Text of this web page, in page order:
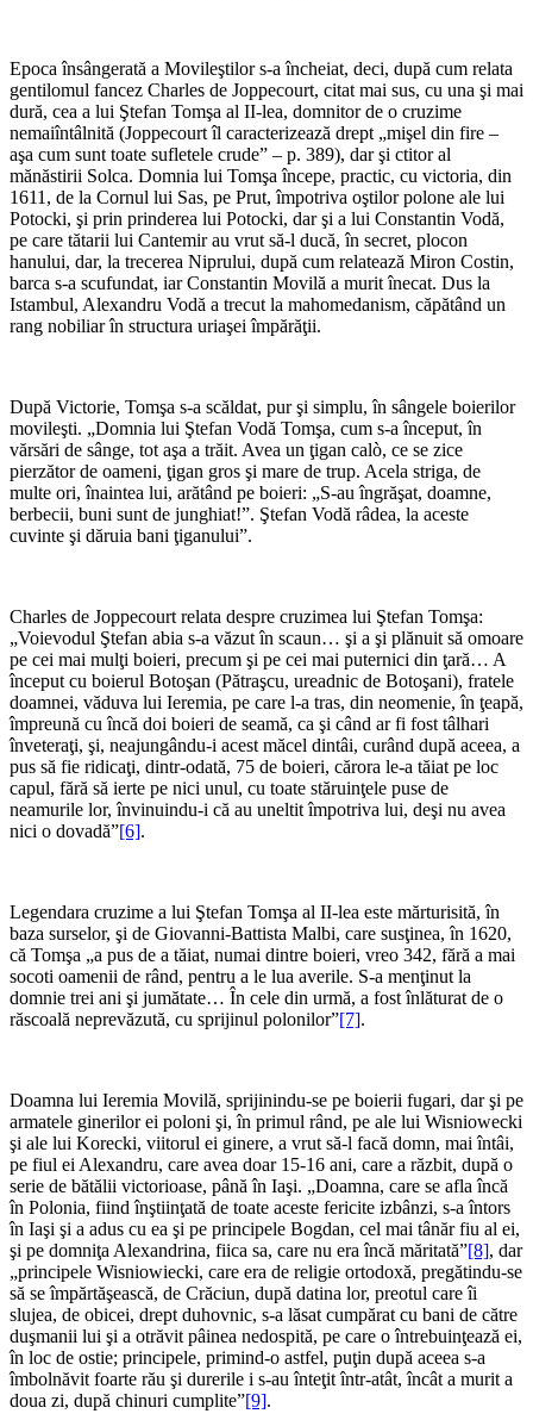
Epoca însângerată a Movileştilor s-a încheiat, deci, după cum relata
gentilomul fancez Charles de Joppecourt, citat mai sus, cu una şi mai
dură, cea a lui Ştefan Tomşa al II-lea, domnitor de o cruzime
nemaiîntâlnită (Joppecourt îl caracterizează drept „mişel din fire –
aşa cum sunt toate sufletele crude” – p. 389), dar şi ctitor al
mănăstirii Solca. Domnia lui Tomşa începe, practic, cu victoria, din
1611, de la Cornul lui Sas, pe Prut, împotriva oştilor polone ale lui
Potocki, şi prin prinderea lui Potocki, dar şi a lui Constantin Vodă,
pe care tătarii lui Cantemir au vrut să-l ducă, în secret, plocon
hanului, dar, la trecerea Niprului, după cum relatează Miron Costin,
barca s-a scufundat, iar Constantin Movilă a murit înecat. Dus la
Istambul, Alexandru Vodă a trecut la mahomedanism, căpătând un
rang nobiliar în structura uriaşei împărăţii.
După Victorie, Tomşa s-a scăldat, pur şi simplu, în sângele boierilor
movileşti. „Domnia lui Ştefan Vodă Tomşa, cum s-a început, în
vărsări de sânge, tot aşa a trăit. Avea un ţigan calò, ce se zice
pierzător de oameni, ţigan gros şi mare de trup. Acela striga, de
multe ori, înaintea lui, arătând pe boieri: „S-au îngrăşat, doamne,
berbecii, buni sunt de junghiat!”. Ştefan Vodă râdea, la aceste
cuvinte şi dăruia bani ţiganului”.
Charles de Joppecourt relata despre cruzimea lui Ştefan Tomşa:
„Voievodul Ştefan abia s-a văzut în scaun… şi a şi plănuit să omoare
pe cei mai mulţi boieri, precum şi pe cei mai puternici din ţară… A
început cu boierul Botoşan (Pătraşcu, ureadnic de Botoşani), fratele
doamnei, văduva lui Ieremia, pe care l-a tras, din neomenie, în ţeapă,
împreună cu încă doi boieri de seamă, ca şi când ar fi fost tâlhari
înveteraţi, şi, neajungându-i acest măcel dintâi, curând după aceea, a
pus să fie ridicaţi, dintr-odată, 75 de boieri, cărora le-a tăiat pe loc
capul, fără să ierte pe nici unul, cu toate stăruinţele puse de
neamurile lor, învinuindu-i că au uneltit împotriva lui, deşi nu avea
nici o dovadă”[6].
Legendara cruzime a lui Ştefan Tomşa al II-lea este mărturisită, în
baza surselor, şi de Giovanni-Battista Malbi, care susţinea, în 1620,
că Tomşa „a pus de a tăiat, numai dintre boieri, vreo 342, fără a mai
socoti oamenii de rând, pentru a le lua averile. S-a menţinut la
domnie trei ani şi jumătate… În cele din urmă, a fost înlăturat de o
răscoală neprevăzută, cu sprijinul polonilor”[7].
Doamna lui Ieremia Movilă, sprijinindu-se pe boierii fugari, dar şi pe
armatele ginerilor ei poloni şi, în primul rând, pe ale lui Wisniowecki
şi ale lui Korecki, viitorul ei ginere, a vrut să-l facă domn, mai întâi,
pe fiul ei Alexandru, care avea doar 15-16 ani, care a răzbit, după o
serie de bătălii victorioase, până în Iaşi. „Doamna, care se afla încă
în Polonia, fiind înştiinţată de toate aceste fericite izbânzi, s-a întors
în Iaşi şi a adus cu ea şi pe principele Bogdan, cel mai tânăr fiu al ei,
şi pe domniţa Alexandrina, fiica sa, care nu era încă măritată”[8], dar
„principele Wisniowiecki, care era de religie ortodoxă, pregătindu-se
să se împărtăşească, de Crăciun, după datina lor, preotul care îi
slujea, de obicei, drept duhovnic, s-a lăsat cumpărat cu bani de către
duşmanii lui şi a otrăvit pâinea nedospită, pe care o întrebuinţează ei,
în loc de ostie; principele, primind-o astfel, puţin după aceea s-a
îmbolnăvit foarte rău şi durerile i s-au înteţit într-atât, încât a murit a
doua zi, după chinuri cumplite”[9].